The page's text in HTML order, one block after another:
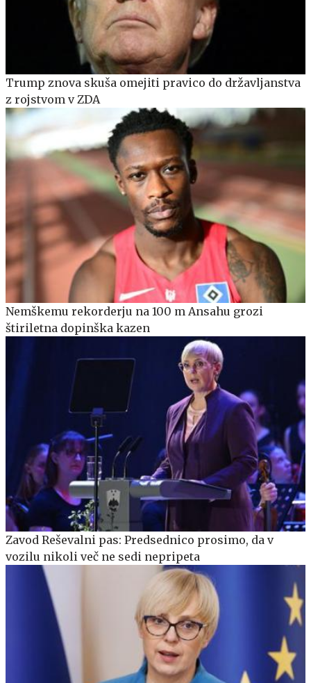
Trump znova skuša omejiti pravico do državljanstva
z rojstvom v ZDA
Nemškemu rekorderju na 100 m Ansahu grozi
štiriletna dopinška kazen
Zavod Reševalni pas: Predsednico prosimo, da v
vozilu nikoli več ne sedi nepripeta